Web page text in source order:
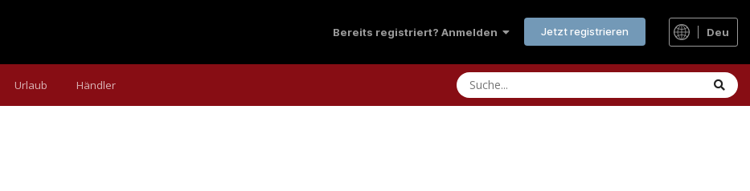
Bereits registriert? Anmelden Jetzt registrieren Deu
Urlaub Händler